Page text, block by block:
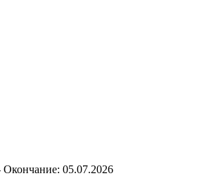
Окончание: 05.07.2026